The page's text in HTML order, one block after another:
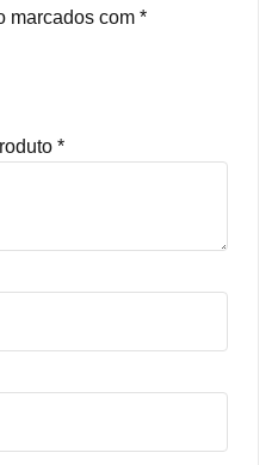
marcados com *
*